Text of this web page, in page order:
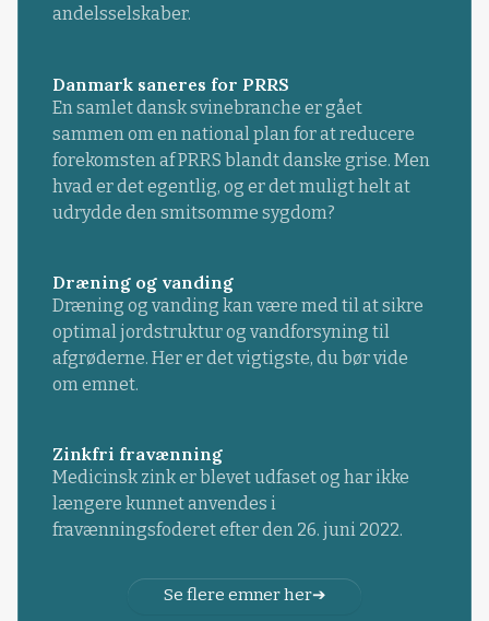
andelsselskaber.
Danmark saneres for PRRS
En samlet dansk svinebranche er gået
sammen om en national plan for at reducere
forekomsten af PRRS blandt danske grise. Men
hvad er det egentlig, og er det muligt helt at
udrydde den smitsomme sygdom?
Dræning og vanding
Dræning og vanding kan være med til at sikre
optimal jordstruktur og vandforsyning til
afgrøderne. Her er det vigtigste, du bør vide
om emnet.
Zinkfri fravænning
Medicinsk zink er blevet udfaset og har ikke
længere kunnet anvendes i
fravænningsfoderet efter den 26. juni 2022.
Se flere emner her